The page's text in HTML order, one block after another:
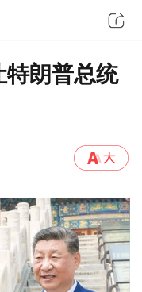
特朗普总统